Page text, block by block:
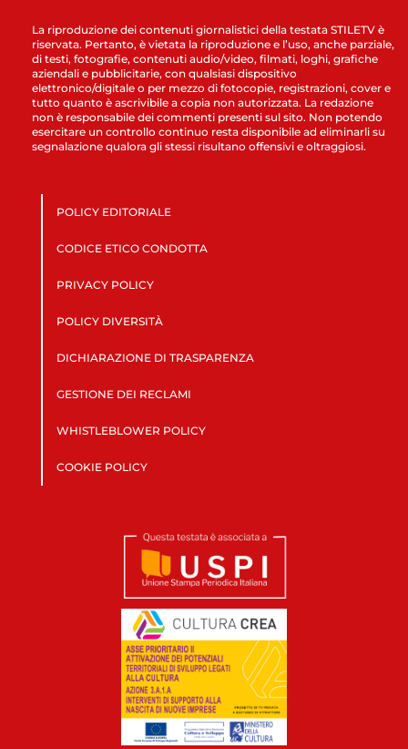
La riproduzione dei contenuti giornalistici della testata STILETV è
riservata. Pertanto, è vietata la riproduzione e l’uso, anche parziale,
di testi, fotografie, contenuti audio/video, filmati, loghi, grafiche
aziendali e pubblicitarie, con qualsiasi dispositivo
elettronico/digitale o per mezzo di fotocopie, registrazioni, cover e
tutto quanto è ascrivibile a copia non autorizzata. La redazione
non è responsabile dei commenti presenti sul sito. Non potendo
esercitare un controllo continuo resta disponibile ad eliminarli su
segnalazione qualora gli stessi risultano offensivi e oltraggiosi.
POLICY EDITORIALE
CODICE ETICO CONDOTTA
PRIVACY POLICY
POLICY DIVERSITÀ
DICHIARAZIONE DI TRASPARENZA
GESTIONE DEI RECLAMI
WHISTLEBLOWER POLICY
COOKIE POLICY